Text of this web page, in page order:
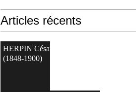
Articles récents
HERPIN César
(1848-1900)